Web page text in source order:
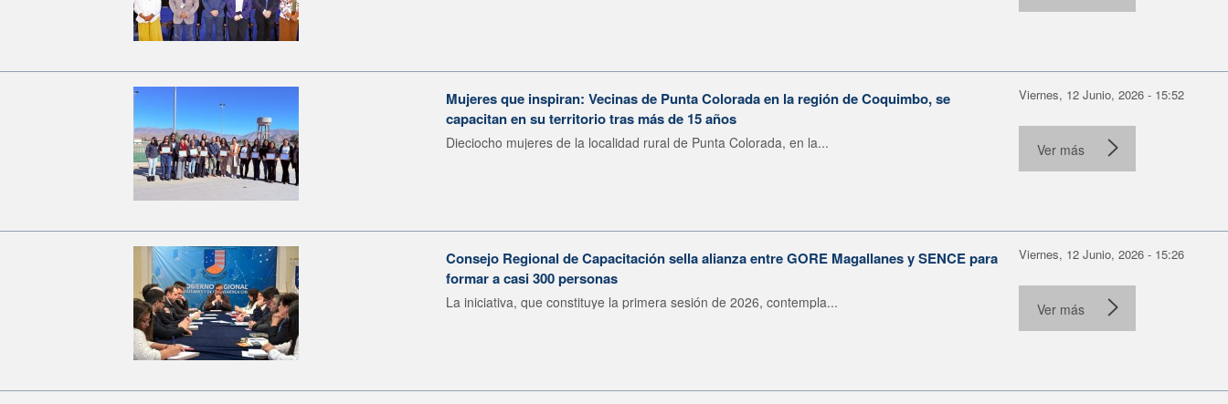
Mujeres que inspiran: Vecinas de Punta Colorada en la región de Coquimbo, se
capacitan en su territorio tras más de 15 años
Dieciocho mujeres de la localidad rural de Punta Colorada, en la...
Viernes, 12 Junio, 2026 - 15:52
Ver más
Consejo Regional de Capacitación sella alianza entre GORE Magallanes y SENCE para
formar a casi 300 personas
La iniciativa, que constituye la primera sesión de 2026, contempla...
Viernes, 12 Junio, 2026 - 15:26
Ver más